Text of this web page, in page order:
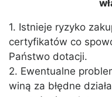
1. Istnieje ryzyko
certyfikatów co
Państwo dotacji.
2. Ewentualne
winą za błędne